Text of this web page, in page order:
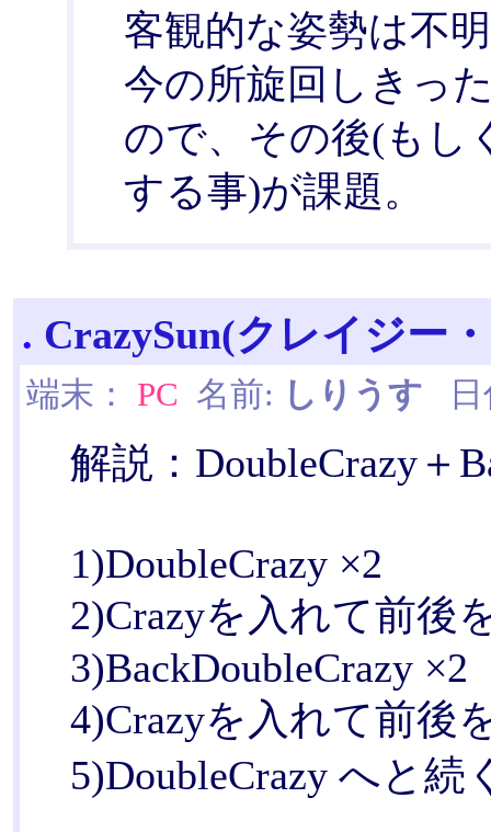
客観的な姿勢は不
今の所旋回しきっ
ので、その後(もし
する事)が課題。
. CrazySun(クレイジー
端末： PC 名前: しりうす 日
解説：DoubleCrazy＋
1)DoubleCrazy ×2
2)Crazyを入れて前後
3)BackDoubleCrazy ×2
4)Crazyを入れて前後
5)DoubleCrazy へと続